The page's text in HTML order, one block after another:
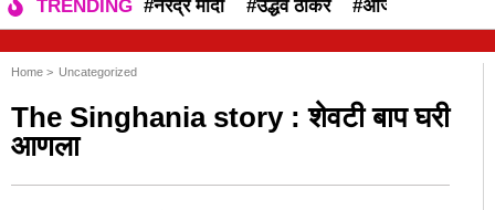
TRENDING #नरेंद्र मोदी #उद्धव ठाकरे #अजित पवार
Home > Uncategorized
The Singhania story : शेवटी बाप घरी
आणला